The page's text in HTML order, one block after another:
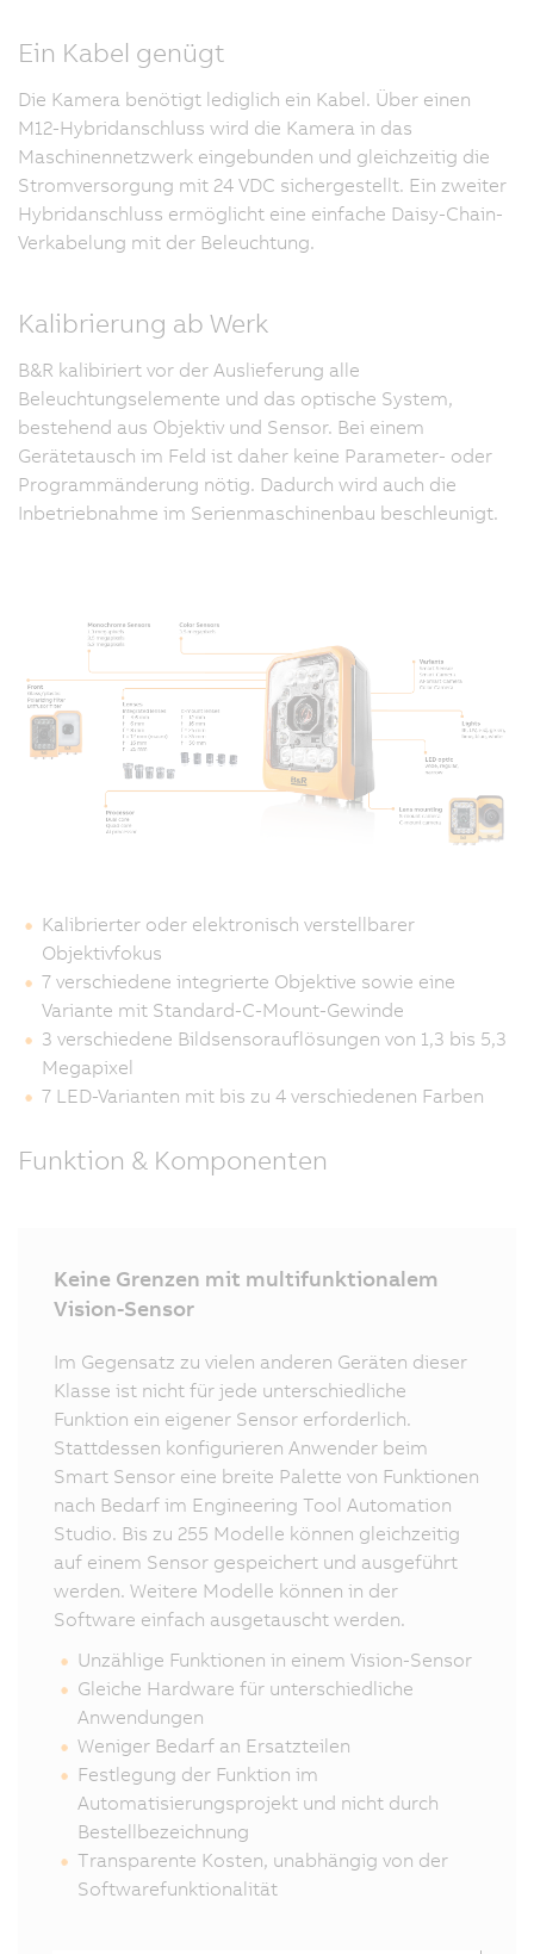
Ein Kabel genügt
Die Kamera benötigt lediglich ein Kabel. Über einen
M12-Hybridanschluss wird die Kamera in das
Maschinennetzwerk eingebunden und gleichzeitig die
Stromversorgung mit 24 VDC sichergestellt. Ein zweiter
Hybridanschluss ermöglicht eine einfache Daisy-Chain-
Verkabelung mit der Beleuchtung.
Kalibrierung ab Werk
B&R kalibiriert vor der Auslieferung alle
Beleuchtungselemente und das optische System,
bestehend aus Objektiv und Sensor. Bei einem
Gerätetausch im Feld ist daher keine Parameter- oder
Programmänderung nötig. Dadurch wird auch die
Inbetriebnahme im Serienmaschinenbau beschleunigt.
Kalibrierter oder elektronisch verstellbarer
Objektivfokus
7 verschiedene integrierte Objektive sowie eine
Variante mit Standard-C-Mount-Gewinde
3 verschiedene Bildsensorauflösungen von 1,3 bis 5,3
Megapixel
7 LED-Varianten mit bis zu 4 verschiedenen Farben
Funktion & Komponenten
Keine Grenzen mit multifunktionalem
Vision-Sensor
Im Gegensatz zu vielen anderen Geräten dieser
Klasse ist nicht für jede unterschiedliche
Funktion ein eigener Sensor erforderlich.
Stattdessen konfigurieren Anwender beim
Smart Sensor eine breite Palette von Funktionen
nach Bedarf im Engineering Tool Automation
Studio. Bis zu 255 Modelle können gleichzeitig
auf einem Sensor gespeichert und ausgeführt
werden. Weitere Modelle können in der
Software einfach ausgetauscht werden.
Unzählige Funktionen in einem Vision-Sensor
Gleiche Hardware für unterschiedliche
Anwendungen
Weniger Bedarf an Ersatzteilen
Festlegung der Funktion im
Automatisierungsprojekt und nicht durch
Bestellbezeichnung
Transparente Kosten, unabhängig von der
Softwarefunktionalität